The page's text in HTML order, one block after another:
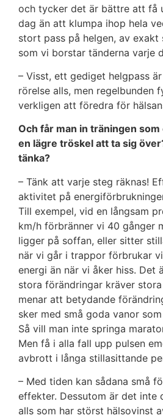
och tycker det är bättre att få
dag än att klumpa ihop hela
stort pass på helgen, av exakt
som vi borstar tänderna varje
– Visst, ett gediget helgpass
rörelse alls, men regelbunden
verkligen att föredra för
Och får man in träningen
en lägre tröskel att ta sig
tänka?
– Tänk att varje steg räknas!
aktivitet på
Till exempel, vid en långsam
km/h förbränner vi 40 gånger
ligger på soffan, eller sitter
när vi går i trappor förbrukar
energi än när vi åker hiss.
stora förändringar kräver
menar att betydande
sker med små goda vanor
Så vill man inte springa
Men få i alla fall upp pulsen
avbrott i långa stillasittande
– Med tiden kan sådana små
effekter. Dessutom är det inte
alls som har störst hälsovinst